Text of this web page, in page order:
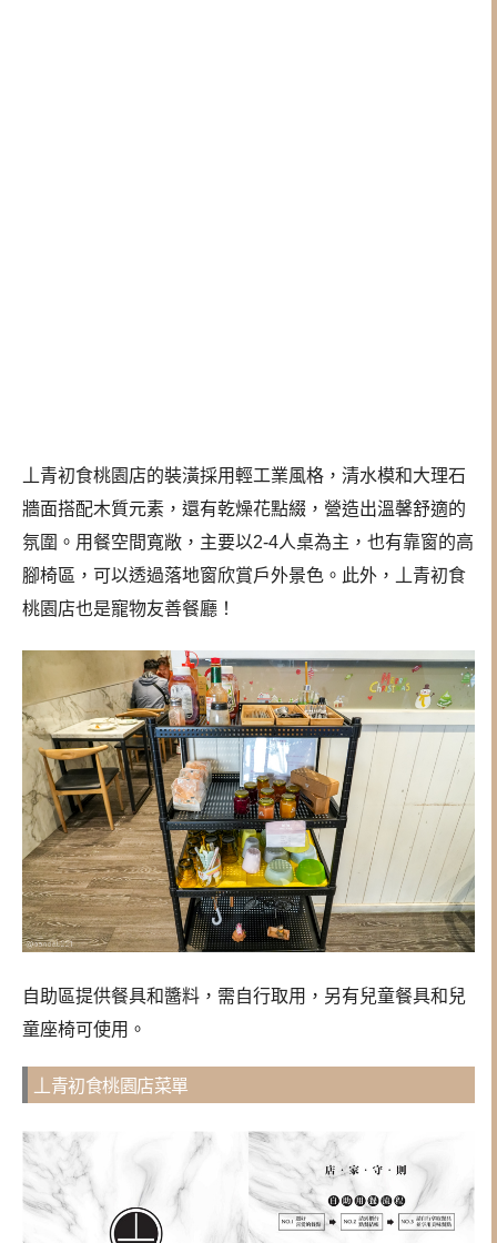
丄青初食桃園店的裝潢採用輕工業風格，清水模和大理石
牆面搭配木質元素，還有乾燥花點綴，營造出溫馨舒適的
氛圍。用餐空間寬敞，主要以2-4人桌為主，也有靠窗的高
腳椅區，可以透過落地窗欣賞戶外景色。此外，丄青初食
桃園店也是寵物友善餐廳！
自助區提供餐具和醬料，需自行取用，另有兒童餐具和兒
童座椅可使用。
丄青初食桃園店菜單